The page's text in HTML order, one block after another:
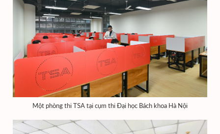
Một phòng thi TSA tại cụm thi Đại học Bách khoa Hà Nội